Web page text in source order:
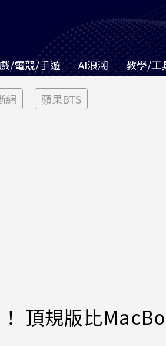
/電競/手遊 AI浪潮 教學/工
網 蘋果BTS
頂規版比